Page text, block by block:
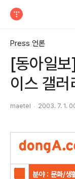
Press 언론
[동아일
이스 갤
maetel 2003. 7. 1.
분야 : 문화/생